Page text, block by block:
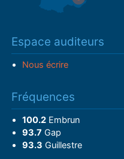
Espace auditeurs
Nous écrire
Fréquences
100.2Embrun
93.7 Gap
93.3 Guillestre